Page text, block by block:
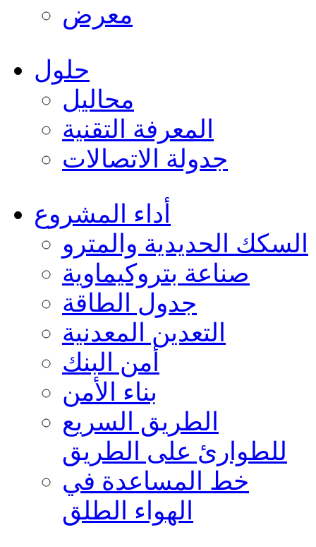
معرض
حلول
محاليل
المعرفة التقنية
جدولة الاتصالات
أداء المشروع
السكك الحديدية والمترو
صناعة بتروكيماوية
جدول الطاقة
التعدين المعدنية
أمن البنك
بناء الأمن
الطريق السريع
للطوارئ على الطريق
خط المساعدة في
الهواء الطلق